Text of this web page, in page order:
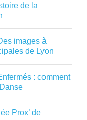
de la
images à
de Lyon
: comment
Prox’ de